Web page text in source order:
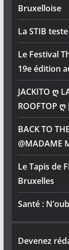
Bruxelloise
La STIB
Le Festival
19e édition
JACKITO ღ
ROOFTOP
BACK TO
@MADAME
Le Tapis de
Bruxelles
Santé :
Devenez